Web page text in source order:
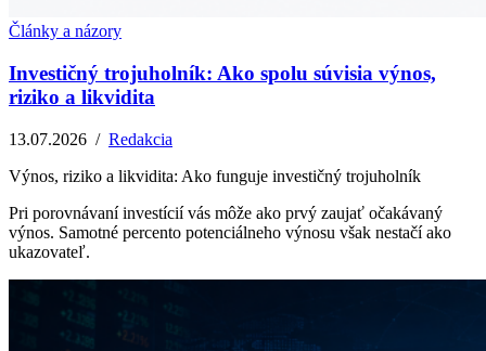
Články a názory
Investičný trojuholník: Ako spolu súvisia výnos,
riziko a likvidita
13.07.2026 / Redakcia
Výnos, riziko a likvidita: Ako funguje investičný trojuholník
Pri porovnávaní investícií vás môže ako prvý zaujať očakávaný
výnos. Samotné percento potenciálneho výnosu však nestačí ako
ukazovateľ.